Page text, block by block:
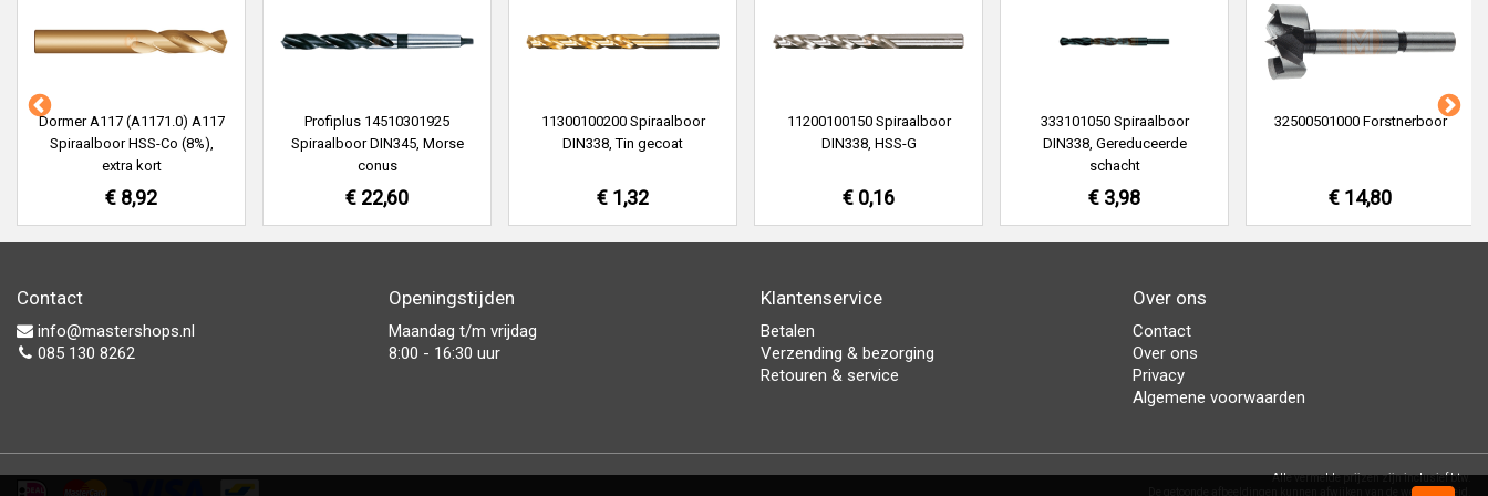
Dormer A117 (A1171.0) A117
Spiraalboor HSS-Co (8%),
extra kort
€ 8,92
Profiplus 14510301925
Spiraalboor DIN345, Morse
conus
€ 22,60
11300100200 Spiraalboor
DIN338, Tin gecoat
€ 1,32
11200100150 Spiraalboor
DIN338, HSS-G
€ 0,16
333101050 Spiraalboor
DIN338, Gereduceerde
schacht
€ 3,98
32500501000 Forstnerboor
€ 14,80
Contact
info@mastershops.nl
085 130 8262
Openingstijden
Maandag t/m vrijdag
8:00 - 16:30 uur
Klantenservice
Betalen
Verzending & bezorging
Retouren & service
Over ons
Contact
Over ons
Privacy
Algemene voorwaarden
Alle vermelde prijzen zijn inclusief btw.
De getoonde afbeeldingen kunnen afwijken van de werkelijkheid.